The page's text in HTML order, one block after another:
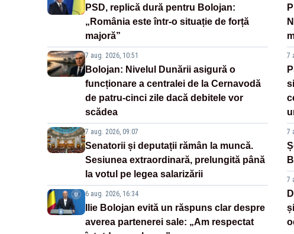
PSD, replică dură pentru Bolojan:
„România este într-o situație de forță
majoră”
7 aug. 2026, 10:51
Bolojan: Nivelul Dunării asigură o
funcționare a centralei de la Cernavodă
de patru-cinci zile dacă debitele vor
scădea
7 aug. 2026, 09:07
Senatorii și deputații rămân la muncă.
Sesiunea extraordinară, prelungită până
la votul pe legea salarizării
6 aug. 2026, 16:34
Ilie Bolojan evită un răspuns clar despre
averea partenerei sale: „Am respectat
7
7
7